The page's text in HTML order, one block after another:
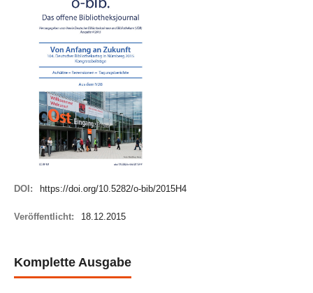
DOI: https://doi.org/10.5282/o-bib/2015H4
Veröffentlicht: 18.12.2015
Komplette Ausgabe